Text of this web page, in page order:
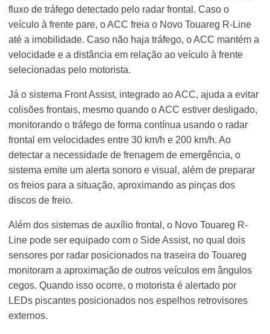
fluxo de tráfego detectado pelo radar frontal. Caso o
veículo à frente pare, o ACC freia o Novo Touareg R-Line
até a imobilidade. Caso não haja tráfego, o ACC mantém a
velocidade e a distância em relação ao veículo à frente
selecionadas pelo motorista.
Já o sistema Front Assist, integrado ao ACC, ajuda a evitar
colisões frontais, mesmo quando o ACC estiver desligado,
monitorando o tráfego de forma contínua usando o radar
frontal em velocidades entre 30 km/h e 200 km/h. Ao
detectar a necessidade de frenagem de emergência, o
sistema emite um alerta sonoro e visual, além de preparar
os freios para a situação, aproximando as pinças dos
discos de freio.
Além dos sistemas de auxílio frontal, o Novo Touareg R-
Line pode ser equipado com o Side Assist, no qual dois
sensores por radar posicionados na traseira do Touareg
monitoram a aproximação de outros veículos em ângulos
cegos. Quando isso ocorre, o motorista é alertado por
LEDs piscantes posicionados nos espelhos retrovisores
externos.